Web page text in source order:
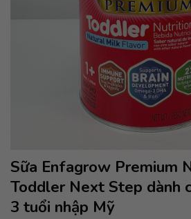
Sữa Enfagrow Premium
Toddler Next Step dành
3 tuổi nhập Mỹ